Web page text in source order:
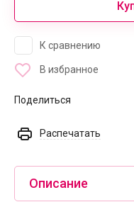
К сравнению
В избранное
Поделиться
Распечатать
Описание